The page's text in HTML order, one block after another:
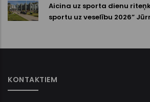
Aicina uz sporta dienu
sportu uz veselību 2026”
KONTAKTIEM